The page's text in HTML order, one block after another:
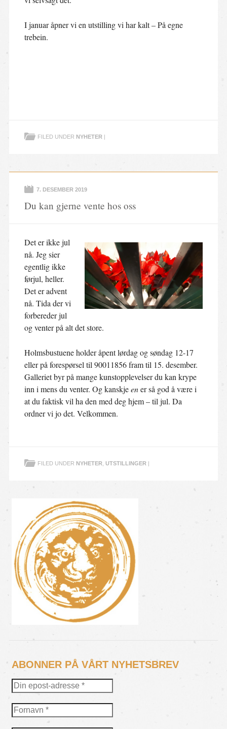
I januar åpner vi en utstilling vi har kalt – På egne
trebein.
FILED UNDER NYHETER |
7. DESEMBER 2019
Du kan gjerne vente hos oss
Det er ikke jul
nå. Jeg sier
egentlig ikke
førjul, heller.
Det er advent
nå. Tida der vi
forbereder jul
og venter på alt det store.
Holmsbustuene holder åpent lørdag og søndag 12-17
eller på forespørsel til 90011856 fram til 15. desember.
Galleriet byr på mange kunstopplevelser du kan krype
inn i mens du venter. Og kanskjeener så god å være i
at du faktisk vil ha den med deg hjem – til jul. Da
ordner vi jo det. Velkommen.
FILED UNDER NYHETER, UTSTILLINGER
ABONNER PÅ VÅRT NYHETSBREV